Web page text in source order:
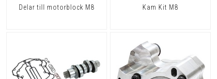
Delar till motorblock M8 Kam Kit M8